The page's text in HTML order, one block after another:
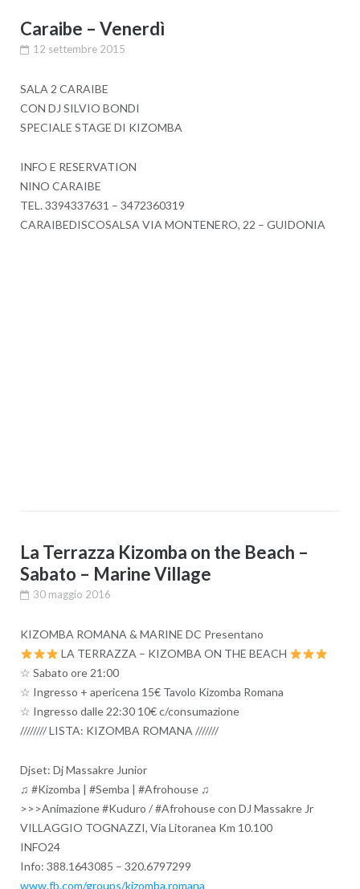
Caraibe – Venerdì
12 settembre 2015
SALA 2 CARAIBE
CON DJ SILVIO BONDI
SPECIALE STAGE DI KIZOMBA
INFO E RESERVATION
NINO CARAIBE
TEL. 3394337631 – 3472360319
CARAIBEDISCOSALSA VIA MONTENERO, 22 – GUIDONIA
La Terrazza Kizomba on the Beach –
Sabato – Marine Village
30 maggio 2016
KIZOMBA ROMANA & MARINE DC Presentano
LA TERRAZZA – KIZOMBA ON THE BEACH
☆ Sabato ore 21:00
☆ Ingresso + apericena 15€ Tavolo Kizomba Romana
☆ Ingresso dalle 22:30 10€ c/consumazione
//////// LISTA: KIZOMBA ROMANA ///////
Djset: Dj Massakre Junior
♫ #Kizomba | #Semba | #Afrohouse ♫
>>>Animazione #Kuduro / #Afrohouse con DJ Massakre Jr
VILLAGGIO TOGNAZZI, Via Litoranea Km 10.100
INFO24
Info: 388.1643085 – 320.6797299
www.fb.com/groups/kizomba.romana